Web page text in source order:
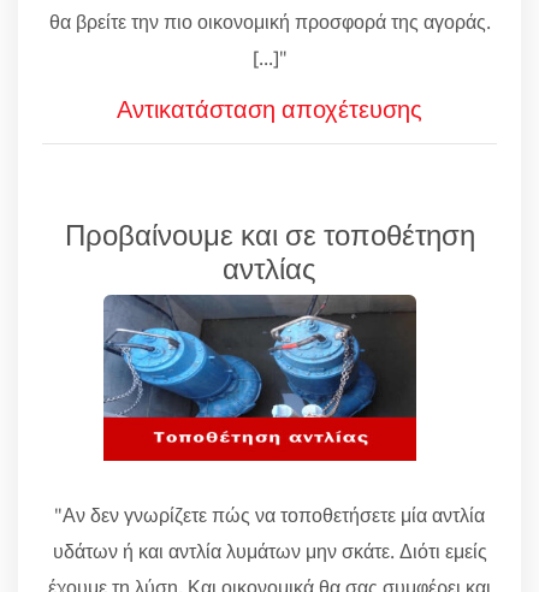
θα βρείτε την πιο οικονομική προσφορά της αγοράς.
[...]"
Αντικατάσταση αποχέτευσης
Προβαίνουμε και σε τοποθέτηση
αντλίας
"Αν δεν γνωρίζετε πώς να τοποθετήσετε μία αντλία
υδάτων ή και αντλία λυμάτων μην σκάτε. Διότι εμείς
έχουμε τη λύση. Και οικονομικά θα σας συμφέρει και